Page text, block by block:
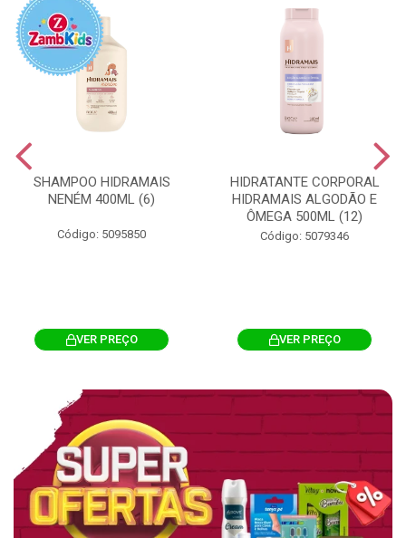
SHAMPOO HIDRAMAIS
NENÉM 400ML (6)
Código: 5095850
VER PREÇO
HIDRATANTE CORPORAL
HIDRAMAIS ALGODÃO E
ÔMEGA 500ML (12)
Código: 5079346
VER PREÇO